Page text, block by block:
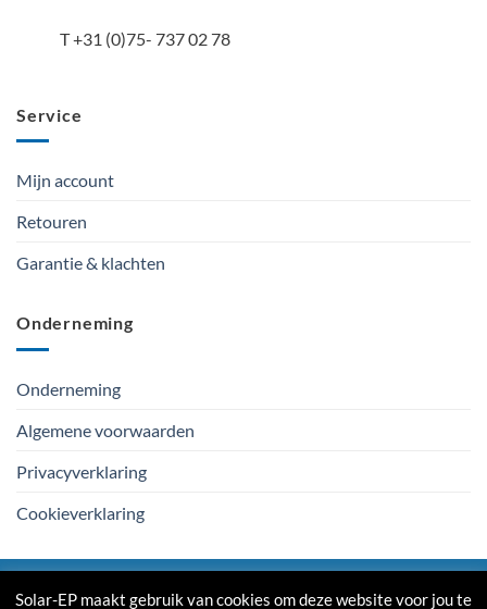
T +31 (0)75- 737 02 78
Service
Mijn account
Retouren
Garantie & klachten
Onderneming
Onderneming
Algemene voorwaarden
Privacyverklaring
Cookieverklaring
IDeal PayPal Visa MasterCard
Bank
Solar-EP maakt gebruik van cookies om deze website voor jou te